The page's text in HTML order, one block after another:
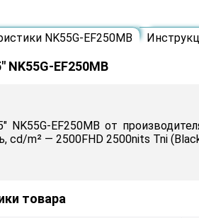
NK55G-EF250MB
EF250MB
EF250MB от
cd/m² — 2500FHD 2500nits Tni
товара